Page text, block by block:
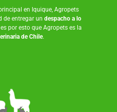
en Iquique, Agropets
de entregar un despacho a lo
es por esto que Agropets es la
de Chile.